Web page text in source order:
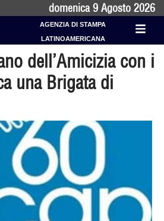
domenica 9 Agosto 2026
AGENZIA DI STAMPA
LATINOAMERICANA
dell’Amicizia con i
una Brigata di